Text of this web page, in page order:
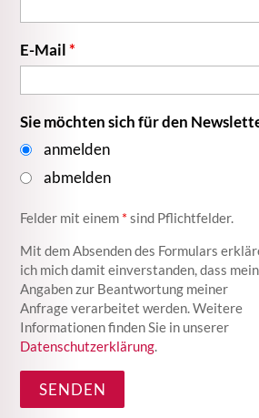
E-Mail*
Sie möchten sich für den
anmelden
abmelden
Felder mit einem * sind Pflichtfelder.
Mit dem Absenden des Formulars
ich mich damit einverstanden, dass
Angaben zur Beantwortung meiner
Anfrage verarbeitet werden. Weitere
Informationen finden Sie in unserer
Datenschutzerklärung.